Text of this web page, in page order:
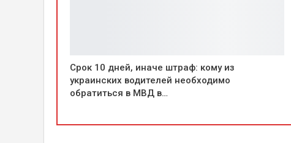
Срок 10 дней, иначе штраф: кому из
украинских водителей необходимо
обратиться в МВД в…